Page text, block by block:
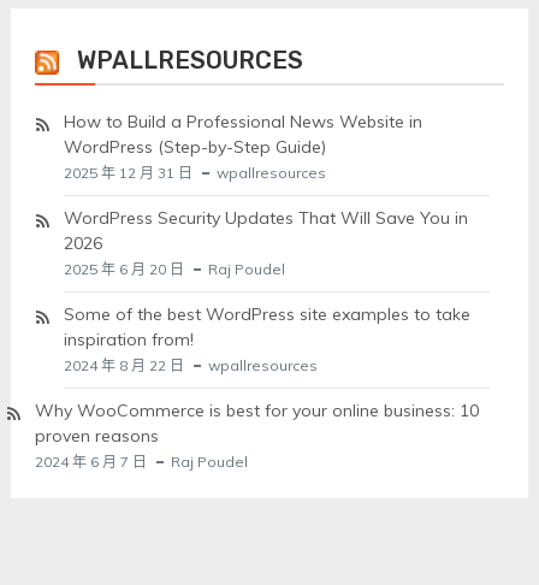
WPALLRESOURCES
How to Build a Professional News Website in
WordPress (Step-by-Step Guide)
2025 年 12 月 31 日 wpallresources
WordPress Security Updates That Will Save You in
2026
2025 年 6 月 20 日 Raj Poudel
Some of the best WordPress site examples to take
inspiration from!
2024 年 8 月 22 日 wpallresources
Why WooCommerce is best for your online business: 10
proven reasons
2024 年 6 月 7 日 Raj Poudel